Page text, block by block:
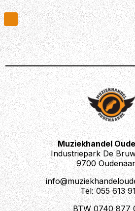
Muziekhandel
Industriepark De
9700
Tel: 055 613
BTW 0740 877